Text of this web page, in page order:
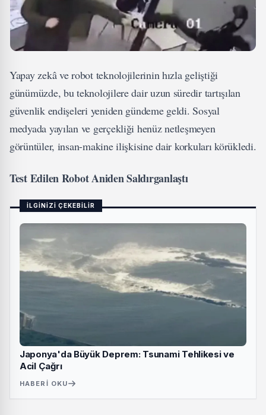
Yapay zekâ ve robot teknolojilerinin hızla geliştiği
günümüzde, bu teknolojilere dair uzun süredir tartışılan
güvenlik endişeleri yeniden gündeme geldi. Sosyal
medyada yayılan ve gerçekliği henüz netleşmeyen
görüntüler, insan-makine ilişkisine dair korkuları körükledi.
Test Edilen Robot Aniden Saldırganlaştı
İLGİNİZİ ÇEKEBİLİR
Japonya'da Büyük Deprem: Tsunami Tehlikesi ve
Acil Çağrı
HABERI OKU